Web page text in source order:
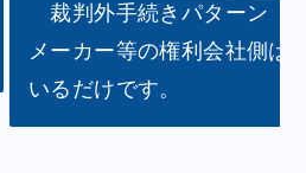
裁判外手続きパターン（
メーカー等の権利会社側は
いるだけです。